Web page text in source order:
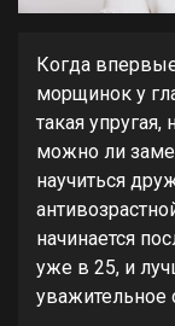
Когда
морщинок у
такая
можно ли
научиться
начинается
уже в 25, и
уважительное